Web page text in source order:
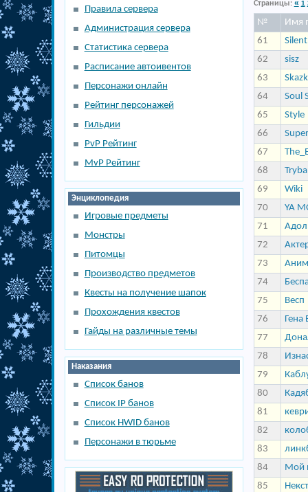
Правила сервера
Администрация сервера
Статистика сервера
Расписание автоивентов
Персонажи онлайн
Рейтинг персонажей
Гильдии
PvP Рейтинг
MvP Рейтинг
Энциклопедия
Игровые предметы
Монстры
Питомцы
Производство предметов
Квесты на получение шапок
Прохождения квестов
Гайды на различные темы
Наказания
Список банов
Список IP банов
Список HWID банов
Персонажи в тюрьме
Страницы: « 1
№
Имя
61
62
sisz
63
64
Soul
65
Style
66
67
68
Tryba
69
Wiki
70
YA
71
72
73
74
75
Весп
76
Гена
77
78
79
80
81
82
83
84
Мой
85